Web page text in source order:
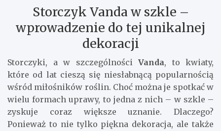
Storczyk Vanda w szkle –
wprowadzenie do tej unikalnej
dekoracji
Storczyki, a w szczególności Vanda, to kwiaty,
które od lat cieszą się niesłabnącą popularnością
wśród miłośników roślin. Choć można je spotkać w
wielu formach uprawy, to jedna z nich – w szkle –
zyskuje coraz większe uznanie. Dlaczego?
Ponieważ to nie tylko piękna dekoracja, ale także